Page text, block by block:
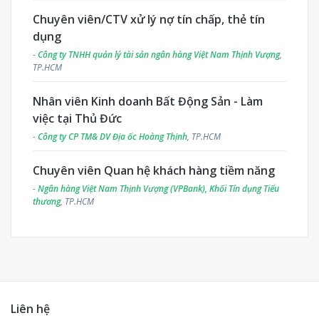
Chuyên viên/CTV xử lý nợ tín chấp, thẻ tín
dụng
-Công ty TNHH quản lý tài sản ngân hàng Việt Nam Thịnh Vượng,
TP.HCM
Nhân viên Kinh doanh Bất Động Sản - Làm
việc tại Thủ Đức
-Công ty CP TM& DV Địa ốc Hoàng Thịnh, TP.HCM
Chuyên viên Quan hệ khách hàng tiềm năng
-Ngân hàng Việt Nam Thịnh Vượng (VPBank), Khối Tín dụng Tiểu
thương, TP.HCM
Liên hệ